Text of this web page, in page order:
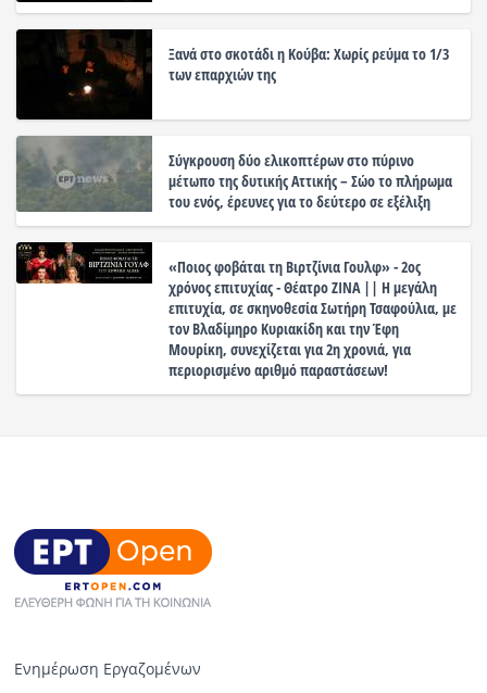
Ξανά στο σκοτάδι η Κούβα: Χωρίς ρεύμα το 1/3
των επαρχιών της
Σύγκρουση δύο ελικοπτέρων στο πύρινο
μέτωπο της δυτικής Αττικής – Σώο το πλήρωμα
του ενός, έρευνες για το δεύτερο σε εξέλιξη
«Ποιος φοβάται τη Βιρτζίνια Γουλφ» - 2ος
χρόνος επιτυχίας - Θέατρο ΖΙΝΑ || Η μεγάλη
επιτυχία, σε σκηνοθεσία Σωτήρη Τσαφούλια, με
τον Βλαδίμηρο Κυριακίδη και την Έφη
Μουρίκη, συνεχίζεται για 2η χρονιά, για
περιορισμένο αριθμό παραστάσεων!
Ενημέρωση Εργαζομένων